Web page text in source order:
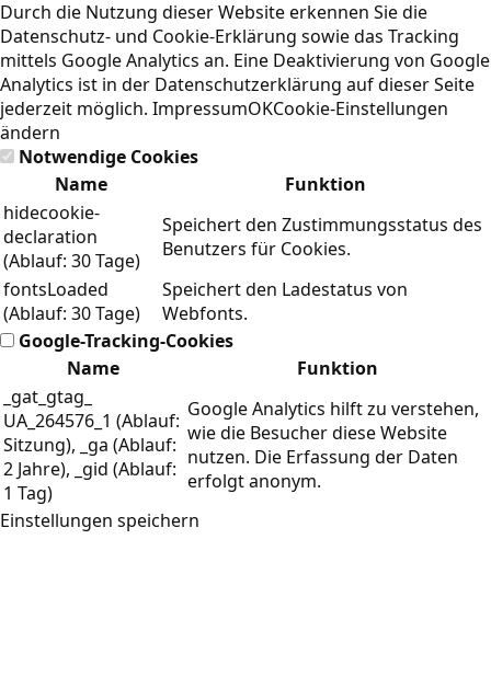
Durch die Nutzung dieser Website erkennen Sie die
Datenschutz- und Cookie-Erklärung sowie das Tracking
mittels Google Analytics an. Eine Deaktivierung von Google
Analytics ist in der Datenschutzerklärung auf dieser Seite
jederzeit möglich. ImpressumOKCookie-Einstellungen
ändern
Notwendige Cookies
Name
Funktion
hidecookie-
declaration
(Ablauf: 30 Tage)
Speichert den Zustimmungsstatus des
Benutzers für Cookies.
fontsLoaded
(Ablauf: 30 Tage)
Speichert den Ladestatus von
Webfonts.
Google-Tracking-Cookies
Name
Funktion
_gat_gtag_
UA_264576_1 (Ablauf:
Sitzung), _ga (Ablauf:
2 Jahre), _gid (Ablauf:
1 Tag)
Google Analytics hilft zu verstehen,
wie die Besucher diese Website
nutzen. Die Erfassung der Daten
erfolgt anonym.
Einstellungen speichern